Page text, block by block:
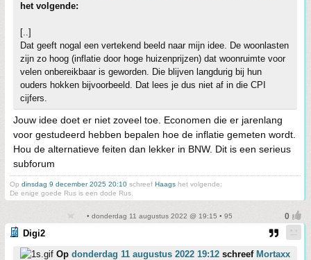
het volgende:
[..]
Dat geeft nogal een vertekend beeld naar mijn idee. De woonlasten
zijn zo hoog (inflatie door hoge huizenprijzen) dat woonruimte voor
velen onbereikbaar is geworden. Die blijven langdurig bij hun
ouders hokken bijvoorbeeld. Dat lees je dus niet af in die CPI
cijfers.
Jouw idee doet er niet zoveel toe. Economen die er jarenlang
voor gestudeerd hebben bepalen hoe de inflatie gemeten wordt.
Hou de alternatieve feiten dan lekker in BNW. Dit is een serieus
subforum
Op dinsdag 9 december 2025 20:10 schreef Haags het volgende:
De enige goede Rus is een dode Rus.
• donderdag 11 augustus 2022 @ 19:15 • 95
Digi2
Op donderdag 11 augustus 2022 19:12 schreef Mortaxx